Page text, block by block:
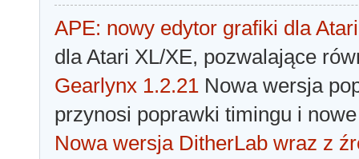
APE: nowy edytor grafiki dla Atari
dla Atari XL/XE, pozwalające
Gearlynx 1.2.21 Nowa wersja
przynosi poprawki timingu i
Nowa wersja DitherLab wraz z